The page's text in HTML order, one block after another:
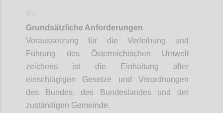
Grundsätzliche Anforderungen
Voraussetzung für die Verleihung und
Führung des Österreichischen Umwelt
zeichens ist die Einhaltung aller
einschlägigen Gesetze und Verordnungen
des Bundes, des Bundeslandes und der
zuständigen Gemeinde.